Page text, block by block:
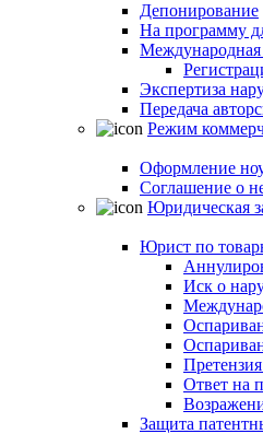
Депонирование
На программу
Международная
Экспертиза
Передача
Режим
Оформление
Соглашение о
Юридическая
Юрист по
Иск о
Ответ на
Защита